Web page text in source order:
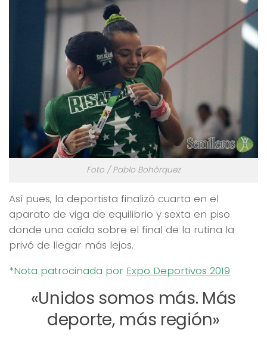
Foto / Pablo Bohórquez
Así pues, la deportista finalizó cuarta en el
aparato de viga de equilibrio y sexta en piso
donde una caída sobre el final de la rutina la
privó de llegar más lejos.
*Nota patrocinada por Expo Deportivos 2019
«Unidos somos más. Más
deporte, más región»